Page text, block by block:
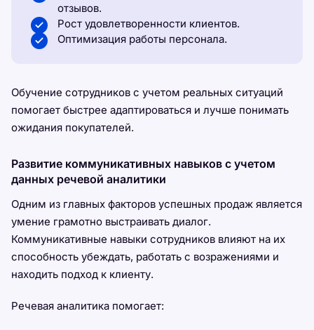
отзывов.
Рост удовлетворенности клиентов.
Оптимизация работы персонала.
Обучение сотрудников с учетом реальных ситуаций
помогает быстрее адаптироваться и лучше понимать
ожидания покупателей.
Развитие коммуникативных навыков с учетом
данных речевой аналитики
Одним из главных факторов успешных продаж является
умение грамотно выстраивать диалог.
Коммуникативные навыки сотрудников влияют на их
способность убеждать, работать с возражениями и
находить подход к клиенту.
Речевая аналитика помогает: